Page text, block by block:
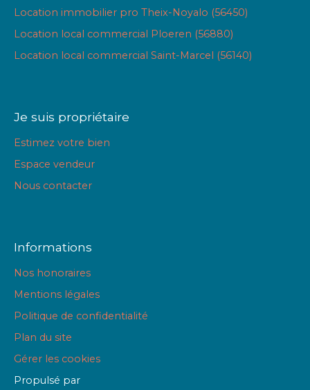
Location immobilier pro Theix-Noyalo (56450)
Location local commercial Ploeren (56880)
Location local commercial Saint-Marcel (56140)
Je suis propriétaire
Estimez votre bien
Espace vendeur
Nous contacter
Informations
Nos honoraires
Mentions légales
Politique de confidentialité
Plan du site
Gérer les cookies
Propulsé par